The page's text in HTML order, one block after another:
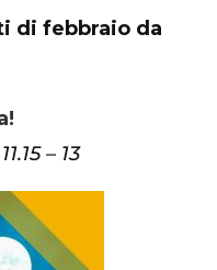
di febbraio da
– 13